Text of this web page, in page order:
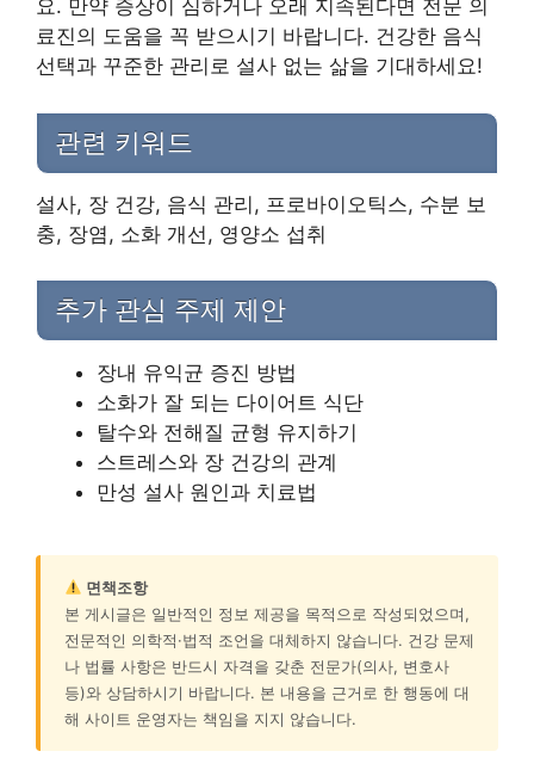
요. 만약 증상이 심하거나 오래 지속된다면 전문 의
료진의 도움을 꼭 받으시기 바랍니다. 건강한 음식
선택과 꾸준한 관리로 설사 없는 삶을 기대하세요!
관련 키워드
설사, 장 건강, 음식 관리, 프로바이오틱스, 수분 보
충, 장염, 소화 개선, 영양소 섭취
추가 관심 주제 제안
장내 유익균 증진 방법
소화가 잘 되는 다이어트 식단
탈수와 전해질 균형 유지하기
스트레스와 장 건강의 관계
만성 설사 원인과 치료법
면책조항
본 게시글은 일반적인 정보 제공을 목적으로 작성되었으며,
전문적인 의학적·법적 조언을 대체하지 않습니다. 건강 문제
나 법률 사항은 반드시 자격을 갖춘 전문가(의사, 변호사
등)와 상담하시기 바랍니다. 본 내용을 근거로 한 행동에 대
해 사이트 운영자는 책임을 지지 않습니다.